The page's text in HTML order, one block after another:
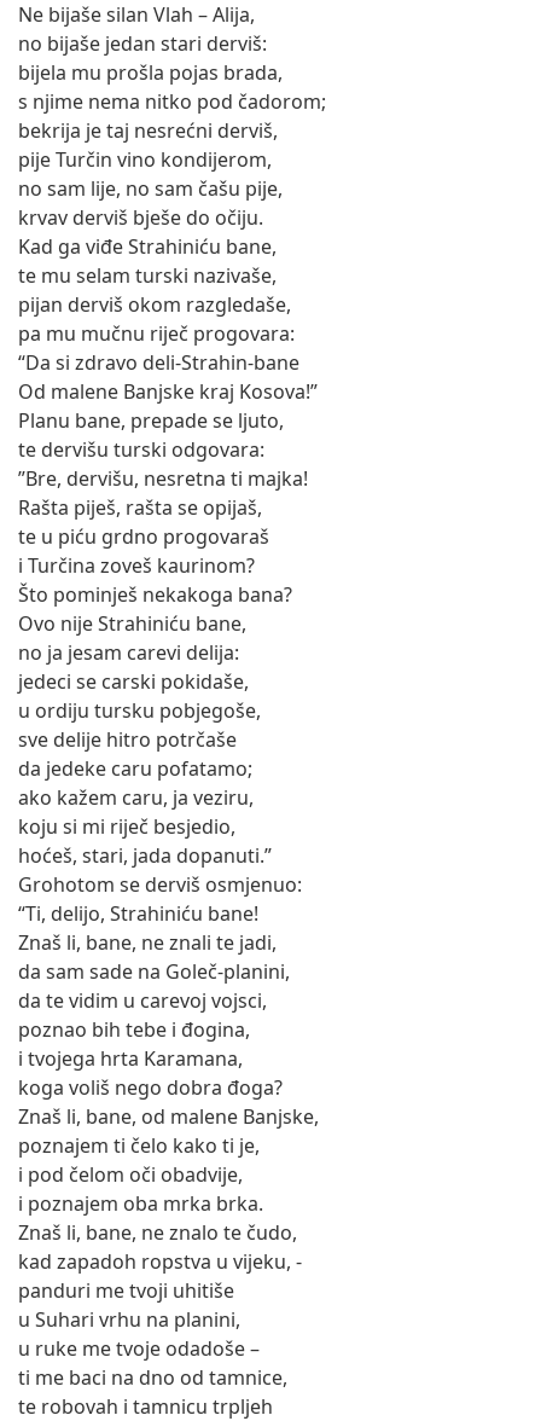
Ne bijaše silan Vlah – Alija,
no bijaše jedan stari derviš:
bijela mu prošla pojas brada,
s njime nema nitko pod čadorom;
bekrija je taj nesrećni derviš,
pije Turčin vino kondijerom,
no sam lije, no sam čašu pije,
krvav derviš bješe do očiju.
Kad ga viđe Strahiniću bane,
te mu selam turski nazivaše,
pijan derviš okom razgledaše,
pa mu mučnu riječ progovara:
“Da si zdravo deli-Strahin-bane
Od malene Banjske kraj Kosova!”
Planu bane, prepade se ljuto,
te dervišu turski odgovara:
”Bre, dervišu, nesretna ti majka!
Rašta piješ, rašta se opijaš,
te u piću grdno progovaraš
i Turčina zoveš kaurinom?
Što pominješ nekakoga bana?
Ovo nije Strahiniću bane,
no ja jesam carevi delija:
jedeci se carski pokidaše,
u ordiju tursku pobjegoše,
sve delije hitro potrčaše
da jedeke caru pofatamo;
ako kažem caru, ja veziru,
koju si mi riječ besjedio,
hoćeš, stari, jada dopanuti.”
Grohotom se derviš osmjenuo:
“Ti, delijo, Strahiniću bane!
Znaš li, bane, ne znali te jadi,
da sam sade na Goleč-planini,
da te vidim u carevoj vojsci,
poznao bih tebe i đogina,
i tvojega hrta Karamana,
koga voliš nego dobra đoga?
Znaš li, bane, od malene Banjske,
poznajem ti čelo kako ti je,
i pod čelom oči obadvije,
i poznajem oba mrka brka.
Znaš li, bane, ne znalo te čudo,
kad zapadoh ropstva u vijeku, -
panduri me tvoji uhitiše
u Suhari vrhu na planini,
u ruke me tvoje odadoše –
ti me baci na dno od tamnice,
te robovah i tamnicu trpljeh